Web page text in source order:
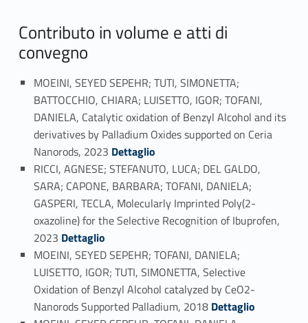
Contributo in volume e atti di
convegno
MOEINI, SEYED SEPEHR; TUTI, SIMONETTA;
BATTOCCHIO, CHIARA; LUISETTO, IGOR; TOFANI,
DANIELA, Catalytic oxidation of Benzyl Alcohol and its
derivatives by Palladium Oxides supported on Ceria
Nanorods, 2023 Link identifier #identifier_person_116513-48
Dettaglio
RICCI, AGNESE; STEFANUTO, LUCA; DEL GALDO,
SARA; CAPONE, BARBARA; TOFANI, DANIELA;
GASPERI, TECLA, Molecularly Imprinted Poly(2-
oxazoline) for the Selective Recognition of Ibuprofen,
2023 Link identifier #identifier_person_161685-49
Dettaglio
MOEINI, SEYED SEPEHR; TOFANI, DANIELA;
LUISETTO, IGOR; TUTI, SIMONETTA, Selective
Oxidation of Benzyl Alcohol catalyzed by CeO2-
Nanorods Supported Palladium, 2018 Link identifier #identifier_person_77866-50
Dettaglio